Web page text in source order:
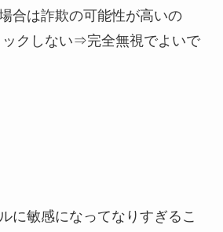
合は詐欺の可能性が高いの
ックしない⇒完全無視でよいで
に敏感になってなりすぎるこ